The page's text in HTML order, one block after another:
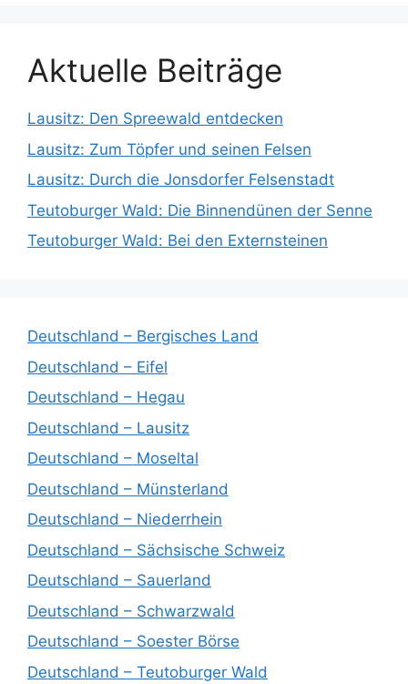
Aktuelle Beiträge
Lausitz: Den Spreewald entdecken
Lausitz: Zum Töpfer und seinen Felsen
Lausitz: Durch die Jonsdorfer Felsenstadt
Teutoburger Wald: Die Binnendünen der Senne
Teutoburger Wald: Bei den Externsteinen
Deutschland – Bergisches Land
Deutschland – Eifel
Deutschland – Hegau
Deutschland – Lausitz
Deutschland – Moseltal
Deutschland – Münsterland
Deutschland – Niederrhein
Deutschland – Sächsische Schweiz
Deutschland – Sauerland
Deutschland – Schwarzwald
Deutschland – Soester Börse
Deutschland – Teutoburger Wald